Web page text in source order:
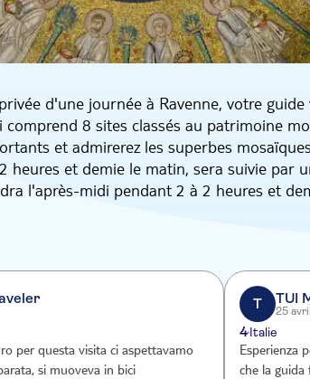
d'une journée à Ravenne, votre
8 sites classés au patrimoine
et admirerez les superbes
heures et demie le matin, sera suivie par
l'après-midi pendant 2 à 2 heures et
sites de mosaïques de la ville, tels
Neoniano, le musée d'Arcivescovile et la
ensuite dans les rues de la vieille ville
de Dante, ou zone de silence, et
exilé mourut à Ravenne le 13 septembre
Piazza San Francesco et la magnifique
visita ci aspettavamo
T TUI
25
4Italie
Esperienza
che la